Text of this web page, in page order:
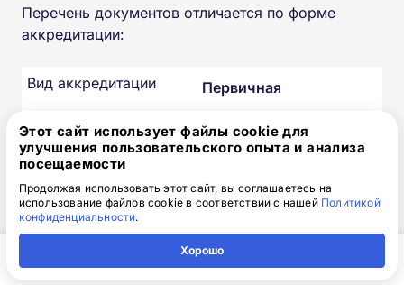
Перечень документов отличается по форме
аккредитации:
Первичная
Вид аккредитации
Заявление; паспорт; СН
«Физиотерапии» или «Л
выписка из протокола г
осударственной аттеста
Необходимые документы
Этот сайт использует файлы cookie для
улучшения пользовательского опыта и анализа
посещаемости
Продолжая использовать этот сайт, вы соглашаетесь на
использование файлов cookie в соответствии с нашей Политикой
конфиденциальности.
Хорошо